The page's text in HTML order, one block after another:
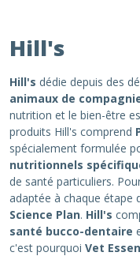
Hill's
Hill's dédie depuis des
animaux de
nutrition et le bien-être
produits Hill's comprend
spécialement formulée
nutritionnels
de santé particuliers.
adaptée à chaque étape
Science Plan. Hill's
santé bucco-dentaire
c'est pourquoi Vet